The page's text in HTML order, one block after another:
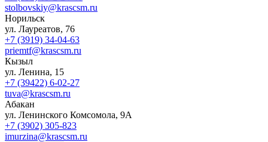
stolbovskiy@krascsm.ru
Норильск
ул. Лауреатов, 76
+7 (3919) 34-04-63
priemtf@krascsm.ru
Кызыл
ул. Ленина, 15
+7 (39422) 6-02-27
tuva@krascsm.ru
Абакан
ул. Ленинского Комсомола, 9А
+7 (3902) 305-823
imurzina@krascsm.ru